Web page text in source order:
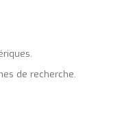
de recherche.